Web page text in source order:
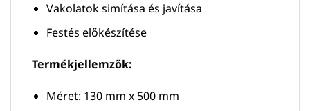
Vakolatok simítása és javítása
Festés előkészítése
Termékjellemzők:
Méret: 130 mm x 500 mm